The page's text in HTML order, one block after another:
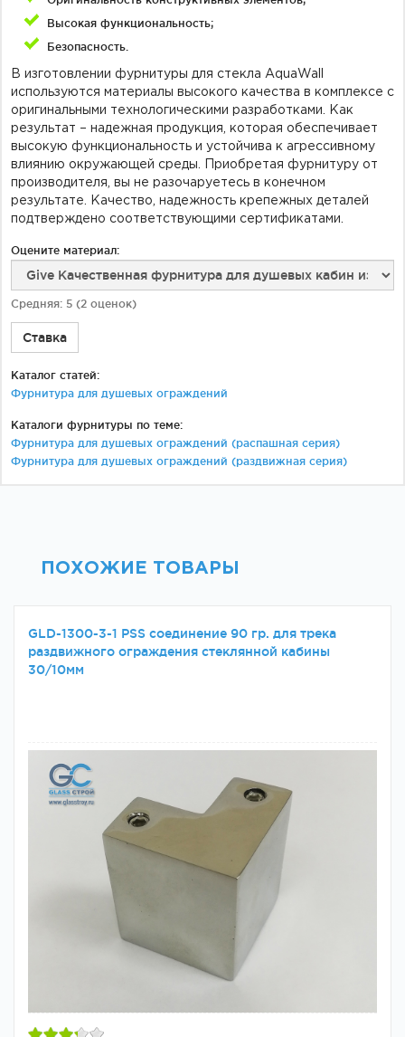
Высокая функциональность;
Безопасность.
В изготовлении фурнитуры для стекла AquaWall
используются материалы высокого качества в комплексе с
оригинальными технологическими разработками. Как
результат – надежная продукция, которая обеспечивает
высокую функциональность и устойчива к агрессивному
влиянию окружающей среды. Приобретая фурнитуру от
производителя, вы не разочаруетесь в конечном
результате. Качество, надежность крепежных деталей
подтверждено соответствующими сертификатами.
Оцените материал:
Средняя: 5 (2 оценок)
Ставка
Каталог статей:
Фурнитура для душевых ограждений
Каталоги фурнитуры по теме:
Фурнитура для душевых ограждений (распашная серия)
Фурнитура для душевых ограждений (раздвижная серия)
ПОХОЖИЕ ТОВАРЫ
GLD-1300-3-1 PSS соединение 90 гр. для трека
раздвижного ограждения стеклянной кабины
30/10мм